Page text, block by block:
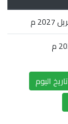
تاريخ اليوم